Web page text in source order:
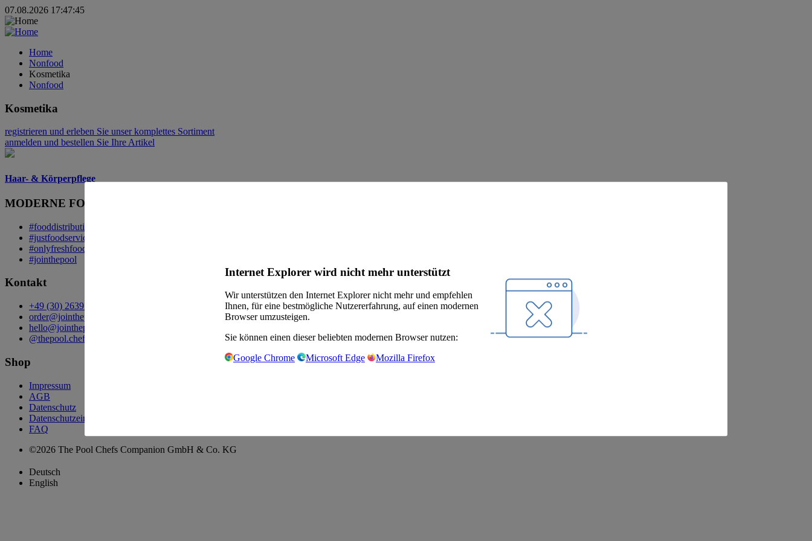
Internet Explorer wird nicht mehr unterstützt
Wir unterstützen den Internet Explorer nicht mehr und empfehlen
Ihnen, für eine bestmögliche Nutzererfahrung, auf einen modernen
Browser umzusteigen.
Sie können einen dieser beliebten modernen Browser nutzen:
Google Chrome
Microsoft Edge Mozilla Firefox
07.08.2026 17:47:45
Home
Nonfood
Kosmetika
Nonfood
Kosmetika
registrieren und erleben Sie unser komplettes Sortiment
anmelden und bestellen Sie Ihre Artikel
Haar- & Körperpflege
MODERNE FOOD DISTRIBUTION.
#fooddistribution
#justfoodservice
#onlyfreshfood
#jointhepool
Kontakt
+49 (30) 2639 258 90
order@jointhepool.de
hello@jointhepool.de
@thepool.chefscompanion
Shop
Impressum
AGB
Datenschutz
Datenschutzeinstellungen
FAQ
©2026 The Pool Chefs Companion GmbH & Co. KG
Deutsch
English